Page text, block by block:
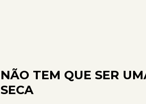
NÃO TEM QUE SER
SECA